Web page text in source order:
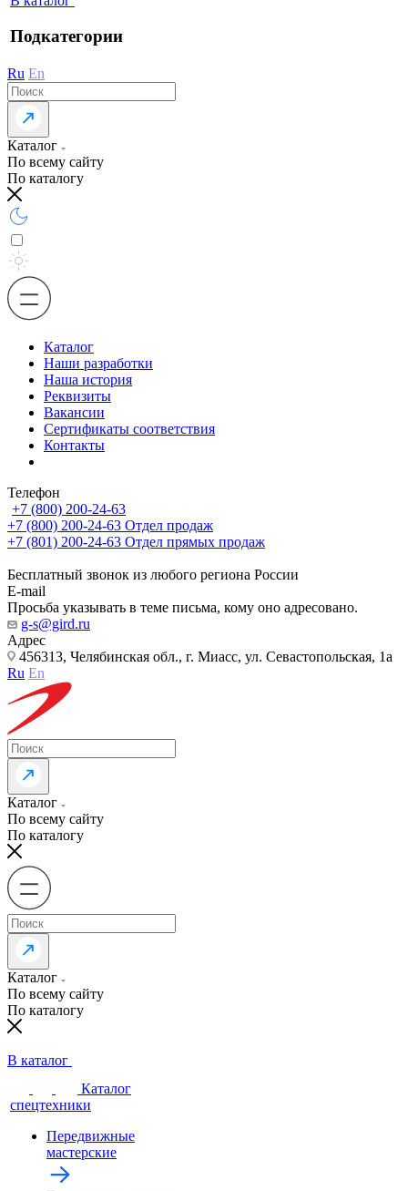
Подкатегории
Ru En
Каталог
По всему сайту
По каталогу
Каталог
Наши разработки
Наша история
Реквизиты
Вакансии
Сертификаты соответствия
Контакты
Телефон
+7 (800) 200-24-63
+7 (800) 200-24-63 Отдел продаж
+7 (801) 200-24-63 Отдел прямых продаж
Бесплатный звонок из любого региона России
E-mail
Просьба указывать в теме письма, кому оно адресовано.
g-s@gird.ru
Адрес
456313, Челябинская обл., г. Миасс, ул. Севастопольская, 1а
Ru En
Каталог
По всему сайту
По каталогу
Каталог
По всему сайту
По каталогу
В каталог
Каталог
спецтехники
Передвижные
мастерские